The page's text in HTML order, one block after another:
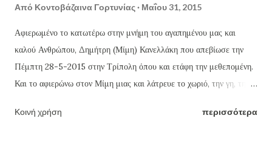
Από Κοντοβάζαινα Γορτυνίας Μαΐου 31, 2015
Αφιερωμένο το κατωτέρω στην μνήμη του αγαπημένου μας και
καλού Ανθρώπου, Δημήτρη (Μίμη) Κανελλάκη που απεβίωσε την
Πέμπτη 28-5-2015 στην Τρίπολη όπου και ετάφη την μεθεπομένη.
Και το αφιερώνω στον Μίμη μιας και λάτρευε το χωριό, την γη, την
τα χεράκια του. Πράξεις που έκανε κάθε χρόνο τέτοιες μέρες, εδώ
Κοινή χρήση περισσότερα